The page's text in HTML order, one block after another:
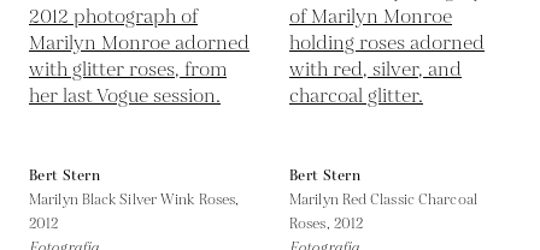
Bert Stern
Marilyn Black Silver Wink Roses,
2012
Bert Stern
Marilyn Red Classic Charcoal
Roses, 2012